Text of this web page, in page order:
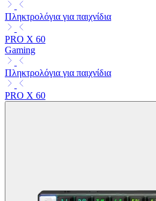
Πληκτρολόγια για παιχνίδια
PRO X 60
Gaming
Πληκτρολόγια για παιχνίδια
PRO X 60